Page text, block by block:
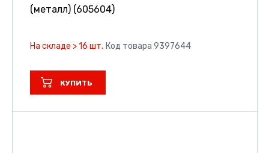
(металл) (605604)
На складе > 16 шт. Код товара 9397644
КУПИТЬ